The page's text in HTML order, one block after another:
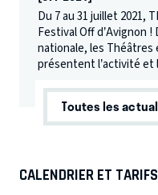
Du 7 au 31 juillet 2021,
Festival Off d’Avignon
nationale, les
présentent l’activité et
Toutes les
CALENDRIER ET